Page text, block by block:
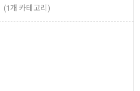
(1개 카테고리)